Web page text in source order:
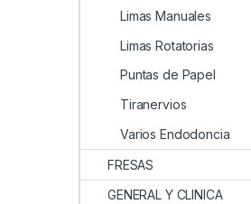
Limas Manuales
Limas Rotatorias
Puntas de Papel
Tiranervios
Varios Endodoncia
FRESAS
GENERAL Y CLINICA